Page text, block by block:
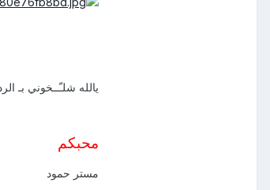
يالله شلـّــخوني بـ
محبكم
مستر حمود